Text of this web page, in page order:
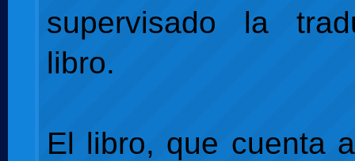
supervisado la
libro.
El libro, que cuenta